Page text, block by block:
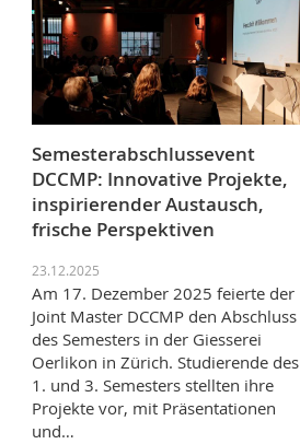
Semesterabschlussevent
DCCMP: Innovative Projekte,
inspirierender Austausch,
frische Perspektiven
23.12.2025
Am 17. Dezember 2025 feierte der
Joint Master DCCMP den Abschluss
des Semesters in der Giesserei
Oerlikon in Zürich. Studierende des
1. und 3. Semesters stellten ihre
Projekte vor, mit Präsentationen
und…